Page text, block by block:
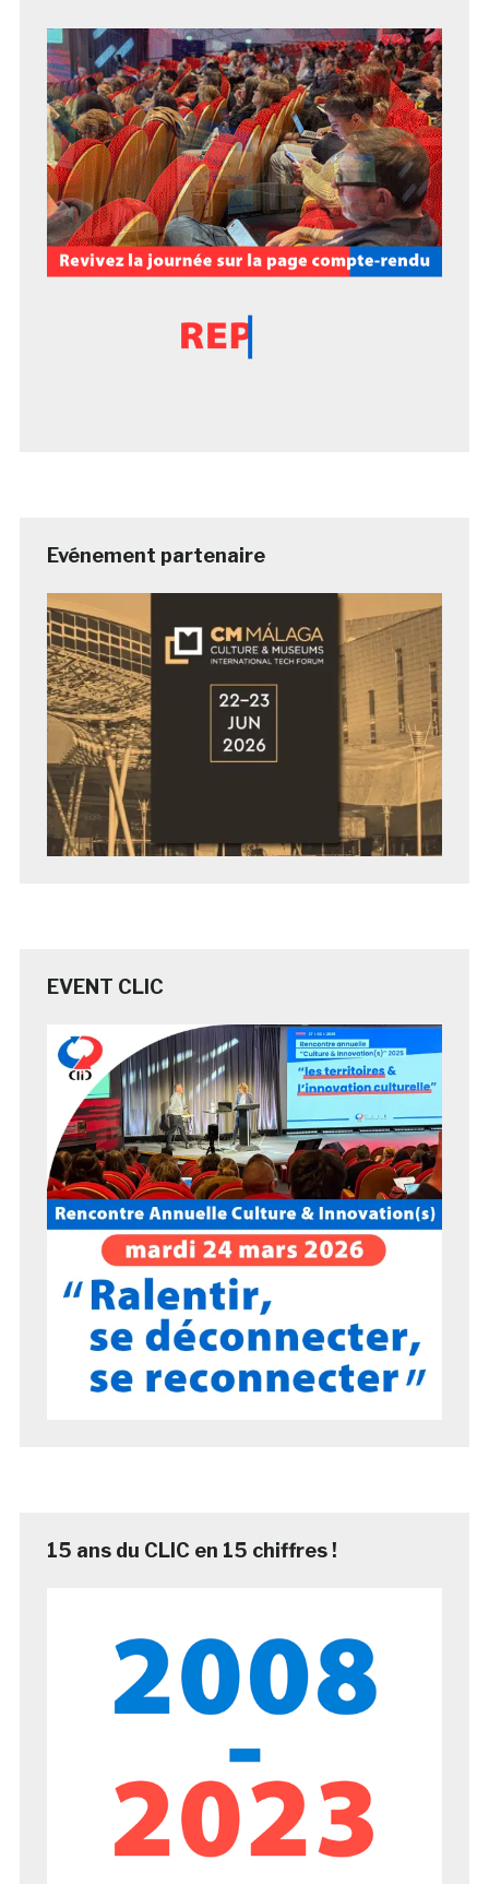
Evénement partenaire
EVENT CLIC
15 ans du CLIC en 15 chiffres !